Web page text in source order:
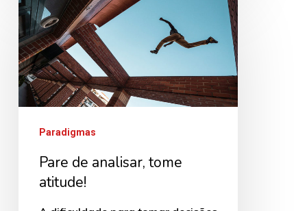
Pare
de
analisar,
tome
atitude!
Paradigmas
Pare de analisar, tome
atitude!